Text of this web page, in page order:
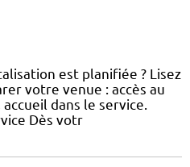
est planifiée ? Lisez
votre venue : accès au
dans le service.
Dès votr